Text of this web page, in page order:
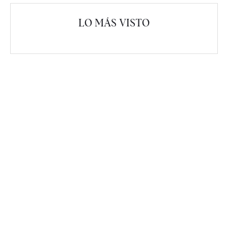
LO MÁS VISTO